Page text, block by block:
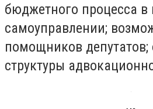
бюджетного процесса в
самоуправлении;
помощников депутатов;
структуры